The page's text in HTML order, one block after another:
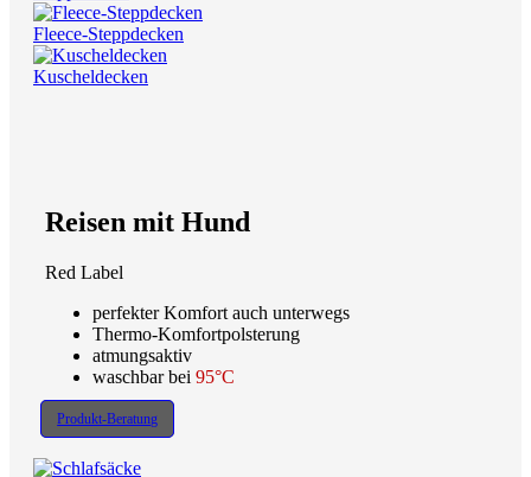
Fleece-Steppdecken
Kuscheldecken
Reisen mit Hund
Red Label
perfekter Komfort auch unterwegs
Thermo-Komfortpolsterung
atmungsaktiv
waschbar bei 95°C
Produkt-Beratung